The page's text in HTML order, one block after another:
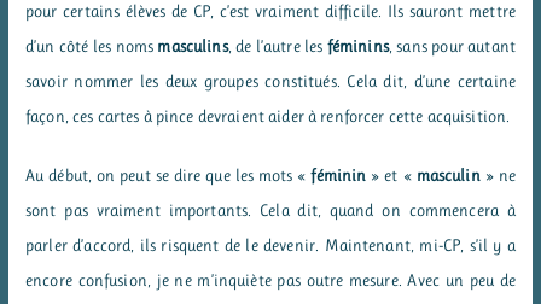
pour certains élèves de CP, c’est vraiment difficile. Ils sauront mettre
d’un côté les noms masculins, de l’autre les féminins, sans pour autant
savoir nommer les deux groupes constitués. Cela dit, d’une certaine
façon, ces cartes à pince devraient aider à renforcer cette acquisition.
Au début, on peut se dire que les mots «féminin » et « masculin» ne
sont pas vraiment importants. Cela dit, quand on commencera à
parler d’accord, ils risquent de le devenir. Maintenant, mi-CP, s’il y a
encore confusion, je ne m’inquiète pas outre mesure. Avec un peu de